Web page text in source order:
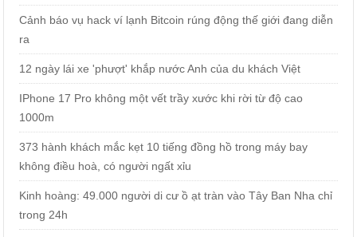
Cảnh báo vụ hack ví lạnh Bitcoin rúng động thế giới đang diễn
ra
12 ngày lái xe 'phượt' khắp nước Anh của du khách Việt
IPhone 17 Pro không một vết trầy xước khi rời từ độ cao
1000m
373 hành khách mắc kẹt 10 tiếng đồng hồ trong máy bay
không điều hoà, có người ngất xỉu
Kinh hoàng: 49.000 người di cư ồ ạt tràn vào Tây Ban Nha chỉ
trong 24h